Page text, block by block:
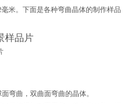
米。下面是各种弯曲晶体的制作样品
弯曲，双曲面弯曲的晶体。